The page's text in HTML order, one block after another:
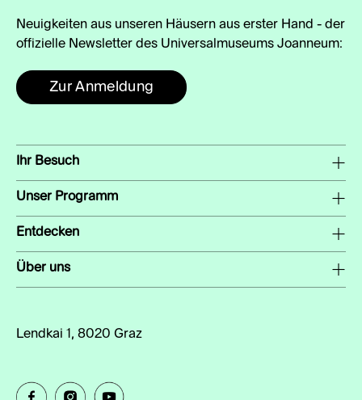
Neuigkeiten aus unseren Häusern aus erster Hand - der
offizielle Newsletter des Universalmuseums Joanneum:
Zur Anmeldung
Ihr Besuch
Unser Programm
Entdecken
Über uns
Lendkai 1, 8020 Graz